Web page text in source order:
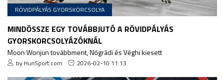
RÖVIDPÁLYÁS GYORSKORCSOLYA
MINDÖSSZE EGY TOVÁBBJUTÓ A RÖVIDPÁLYÁS
GYORSKORCSOLYÁZÓKNÁL
Moon Wonjun továbbment, Nógrádi és Véghi kiesett
by HunSport.com 2026-02-10 11:13